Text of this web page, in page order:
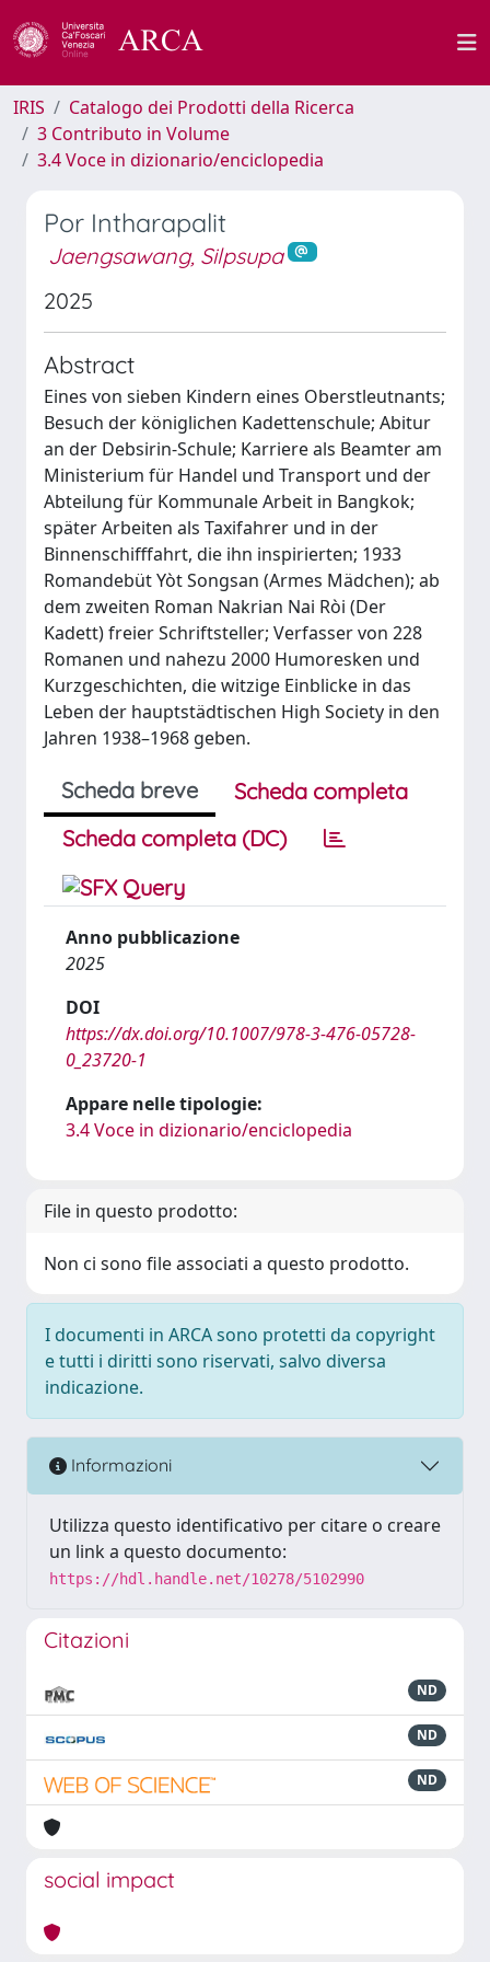
IRIS
Catalogo dei Prodotti della Ricerca
3 Contributo in Volume
3.4 Voce in dizionario/enciclopedia
Por Intharapalit
Jaengsawang, Silpsupa
2025
Abstract
Eines von sieben Kindern eines Oberstleutnants;
Besuch der königlichen Kadettenschule; Abitur
an der Debsirin-Schule; Karriere als Beamter am
Ministerium für Handel und Transport und der
Abteilung für Kommunale Arbeit in Bangkok;
später Arbeiten als Taxifahrer und in der
Binnenschifffahrt, die ihn inspirierten; 1933
Romandebüt Yòt Songsan (Armes Mädchen); ab
dem zweiten Roman Nakrian Nai Ròi (Der
Kadett) freier Schriftsteller; Verfasser von 228
Romanen und nahezu 2000 Humoresken und
Kurzgeschichten, die witzige Einblicke in das
Leben der hauptstädtischen High Society in den
Jahren 1938–1968 geben.
Scheda breve
Scheda completa
Scheda completa (DC)
Anno pubblicazione
2025
DOI
https://dx.doi.org/10.1007/978-3-476-05728-
0_23720-1
Appare nelle tipologie:
3.4 Voce in dizionario/enciclopedia
File in questo prodotto:
Non ci sono file associati a questo prodotto.
I documenti in ARCA sono protetti da copyright
e tutti i diritti sono riservati, salvo diversa
indicazione.
Informazioni
Utilizza questo identificativo per citare o creare
un link a questo documento:
https://hdl.handle.net/10278/5102990
Citazioni
ND
ND
ND
social impact